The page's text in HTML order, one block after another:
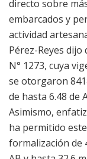
directo sobre
embarcados y
actividad
Pérez-Reyes
N° 1273, cuya
se otorgaron
de hasta 6.48 de
Asimismo,
ha permitido
formalización de